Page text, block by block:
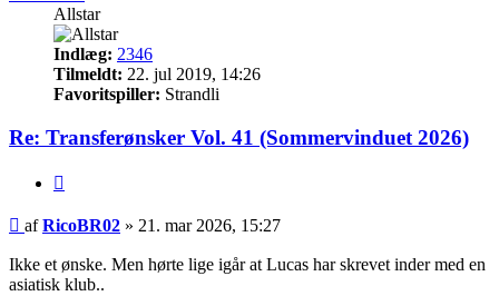
Allstar
Indlæg: 2346
Tilmeldt: 22. jul 2019, 14:26
Favoritspiller: Strandli
Re: Transferønsker Vol. 41 (Sommervinduet 2026)
Indlæg
afRicoBR02 » 21. mar 2026, 15:27
Ikke et ønske. Men hørte lige igår at Lucas har skrevet inder med en
asiatisk klub..